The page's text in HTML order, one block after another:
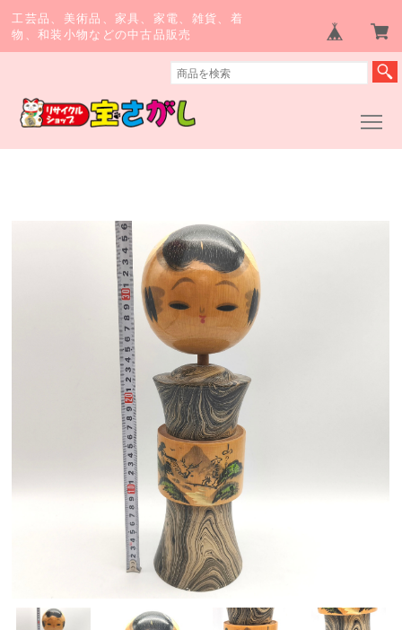
工芸品、美術品、家具、家電、雑貨、着
物、和装小物などの中古品販売